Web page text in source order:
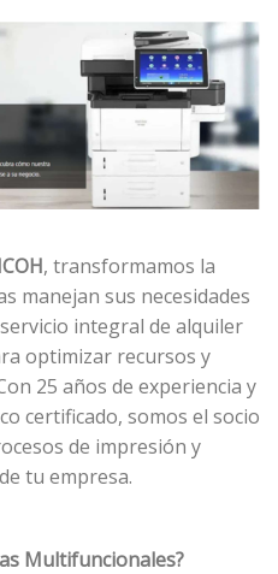
, transformamos la
manejan sus necesidades
integral de alquiler
optimizar recursos y
25 años de experiencia y
certificado, somos el socio
de impresión y
tu empresa.
Multifuncionales?